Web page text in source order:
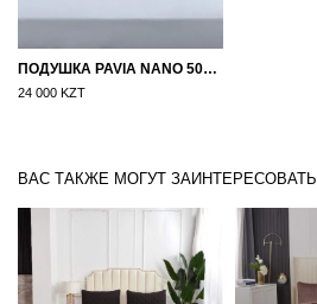
ПОДУШКА PAVIA NANO 50X70
24 000 KZT
ВАС ТАКЖЕ МОГУТ ЗАИНТЕРЕСОВАТЬ